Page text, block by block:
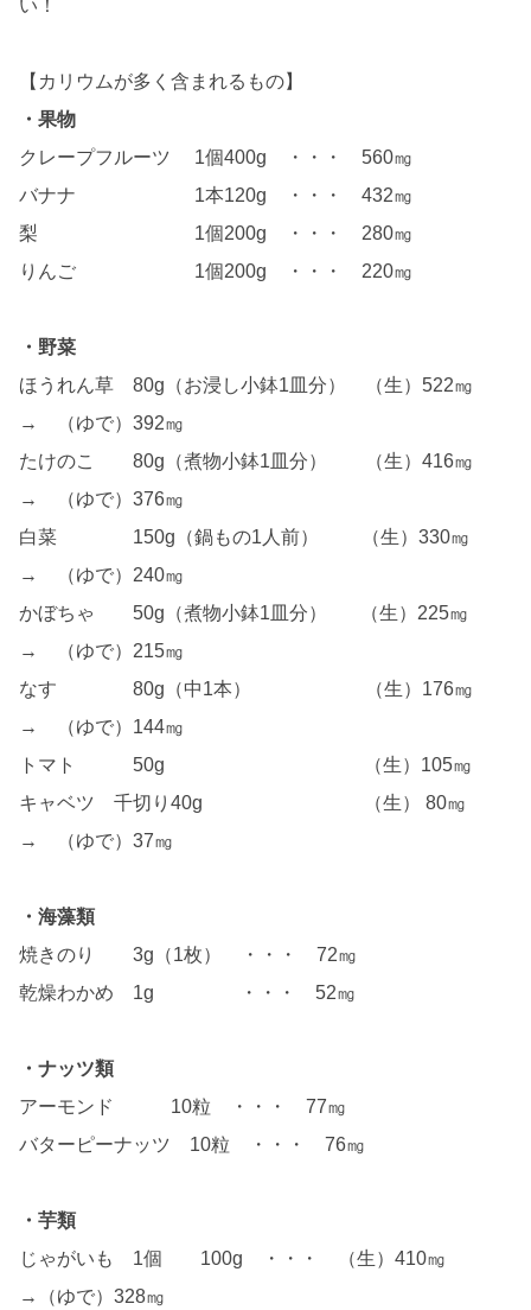
い！
【カリウムが多く含まれるもの】
・果物
クレープフルーツ 1個400g ・・・ 560㎎
バナナ 1本120g ・・・ 432㎎
梨 1個200g ・・・ 280㎎
りんご 1個200g ・・・ 220㎎
・野菜
ほうれん草 80g（お浸し小鉢1皿分） （生）522㎎
→ （ゆで）392㎎
たけのこ 80g（煮物小鉢1皿分） （生）416㎎
→ （ゆで）376㎎
白菜 150g（鍋もの1人前） （生）330㎎
→ （ゆで）240㎎
かぼちゃ 50g（煮物小鉢1皿分） （生）225㎎
→ （ゆで）215㎎
なす 80g（中1本） （生）176㎎
→ （ゆで）144㎎
トマト 50g （生）105㎎
キャベツ 千切り40g （生） 80㎎
→ （ゆで）37㎎
・海藻類
焼きのり 3g（1枚） ・・・ 72㎎
乾燥わかめ 1g ・・・ 52㎎
・ナッツ類
アーモンド 10粒 ・・・ 77㎎
バターピーナッツ 10粒 ・・・ 76㎎
・芋類
じゃがいも 1個 100g ・・・ （生）410㎎
→（ゆで）328㎎